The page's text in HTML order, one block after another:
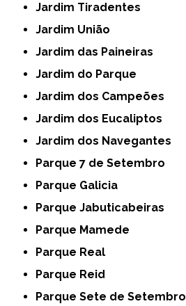
Jardim Tiradentes
Jardim União
Jardim das Paineiras
Jardim do Parque
Jardim dos Campeões
Jardim dos Eucaliptos
Jardim dos Navegantes
Parque 7 de Setembro
Parque Galicia
Parque Jabuticabeiras
Parque Mamede
Parque Real
Parque Reid
Parque Sete de Setembro